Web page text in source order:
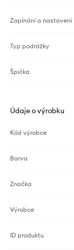
Zapínání a nastavení
Typ podrážky
Špička
Údaje o výrobku
Kód výrobce
Barva
Značka
Výrobce
ID produktu